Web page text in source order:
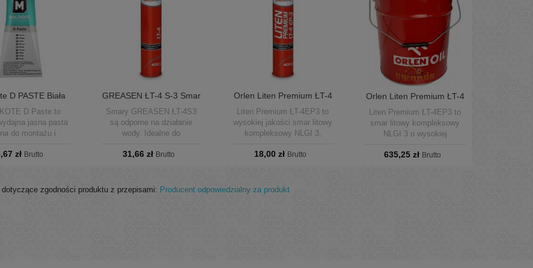
D PASTE Biała
D Paste to
jasna pasta
do montażu i
Chroni przed
i wysoką
zł Brutto
GREASEN ŁT-4 S-3 Smar
Smary GREASEN ŁT-4S3
są odporne na działanie
wody. Idealne do
przegubów, cięgien i
31,66 zł Brutto
Orlen Liten Premium ŁT-4
Liten Premium ŁT-4EP3 to
wysokiej jakości smar litowy
kompleksowy NLGI 3,
osi, prowadnic, przegubów i
budowlanych. Wersja
18,00 zł Brutto
Orlen Liten Premium ŁT-4
Liten Premium ŁT-4EP3 to
smar litowy kompleksowy
NLGI 3 o wysokiej
udarowe i temperaturę.
635,25 zł Brutto
dotyczące zgodności produktu z przepisami: Producent odpowiedzialny za produkt